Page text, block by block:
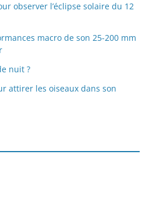
observer l’éclipse solaire du 12
macro de son 25-200 mm
nuit ?
attirer les oiseaux dans son